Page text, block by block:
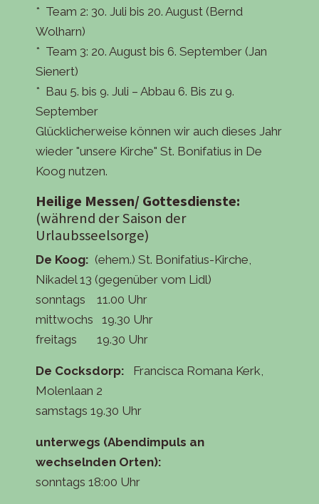
* Team 2: 30. Juli bis 20. August (Bernd
Wolharn)
* Team 3: 20. August bis 6. September (Jan
Sienert)
* Bau 5. bis 9. Juli – Abbau 6. Bis zu 9.
September
Glücklicherweise können wir auch dieses Jahr
wieder "unsere Kirche" St. Bonifatius in De
Koog nutzen.
Heilige Messen/ Gottesdienste:
(während der Saison der
Urlaubsseelsorge)
De Koog: (ehem.) St. Bonifatius-Kirche,
Nikadel 13 (gegenüber vom Lidl)
sonntags 11.00 Uhr
mittwochs 19.30 Uhr
freitags 19.30 Uhr
De Cocksdorp: Francisca Romana Kerk,
Molenlaan 2
samstags 19.30 Uhr
unterwegs (Abendimpuls an
wechselnden Orten):
sonntags 18:00 Uhr